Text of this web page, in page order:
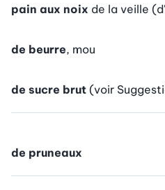
pain aux noix de la veille
de beurre, mou
de sucre brut (voir
de pruneaux